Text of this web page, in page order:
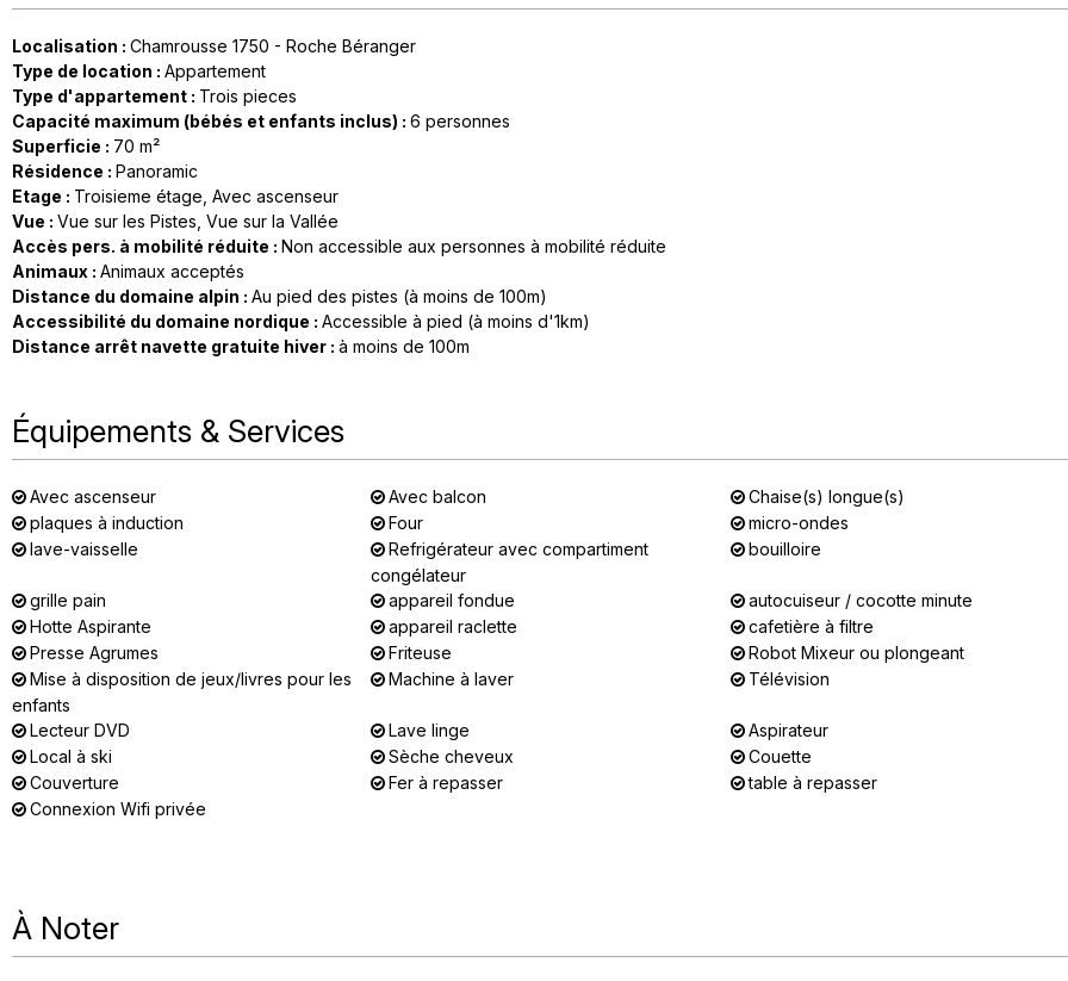
Localisation : Chamrousse 1750 - Roche Béranger
Type de location : Appartement
Type d'appartement : Trois pieces
Capacité maximum (bébés et enfants inclus) : 6 personnes
Superficie : 70 m²
Résidence : Panoramic
Etage : Troisieme étage Avec ascenseur
Vue : Vue sur les Pistes Vue sur la Vallée
Accès pers. à mobilité réduite : Non accessible aux personnes à mobilité réduite
Animaux : Animaux acceptés
Distance du domaine alpin : Au pied des pistes (à moins de 100m)
Accessibilité du domaine nordique : Accessible à pied (à moins d'1km)
Distance arrêt navette gratuite hiver : à moins de 100m
Équipements & Services
Avec ascenseur Avec balcon
Chaise(s) longue(s)
plaques à induction
Four
micro-ondes
lave-vaisselle
Refrigérateur avec compartiment
congélateur
bouilloire
grille pain appareil fondue
autocuiseur / cocotte minute
Hotte Aspirante
appareil raclette
cafetière à filtre
Presse Agrumes
Friteuse
Robot Mixeur ou plongeant
Mise à disposition de jeux/livres pour les
enfants
Machine à laver Télévision
Lecteur DVD Lave linge
Aspirateur
Local à ski
Sèche cheveux
Couette
Couverture
Fer à repasser
table à repasser
Connexion Wifi privée
À Noter